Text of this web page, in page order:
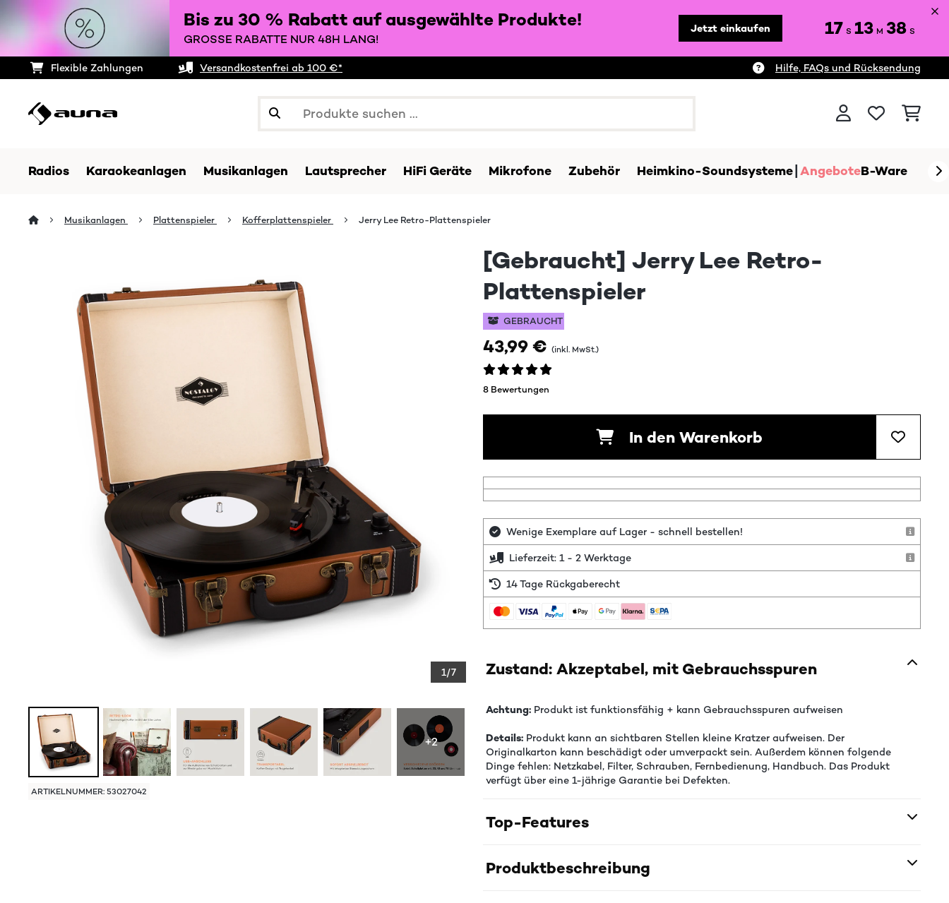
Bis zu 30 % Rabatt auf ausgewählte Produkte!
GROSSE RABATTE NUR 48H LANG!
Jetzt einkaufen 17 S 13 M 36 S
Flexible Zahlungen Versandkostenfrei ab 100 €* Hilfe, FAQs und Rücksendung
Radios Karaokeanlagen Musikanlagen Lautsprecher HiFi Geräte Mikrofone Zubehör Heimkino-Soundsysteme AngeboteB-Ware
Musikanlagen Plattenspieler Kofferplattenspieler Jerry Lee Retro-Plattenspieler
1/7
+2
ARTIKELNUMMER: 53027042
[Gebraucht] Jerry Lee Retro-
Plattenspieler
GEBRAUCHT
43,99 € (inkl. MwSt.)
8 Bewertungen
In den Warenkorb
Wenige Exemplare auf Lager - schnell bestellen!
Lieferzeit: 1 - 2 Werktage
14 Tage Rückgaberecht
Zustand: Akzeptabel, mit Gebrauchsspuren
Achtung: Produkt ist funktionsfähig + kann Gebrauchsspuren aufweisen
Details: Produkt kann an sichtbaren Stellen kleine Kratzer aufweisen. Der
Originalkarton kann beschädigt oder umverpackt sein. Außerdem können folgende
Dinge fehlen: Netzkabel, Filter, Schrauben, Fernbedienung, Handbuch. Das Produkt
verfügt über eine 1-jährige Garantie bei Defekten.
Top-Features
Produktbeschreibung